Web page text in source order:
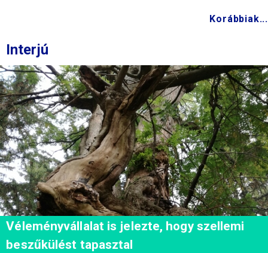
Korábbiak...
Interjú
Véleményvállalat is jelezte, hogy szellemi
beszűkülést tapasztal